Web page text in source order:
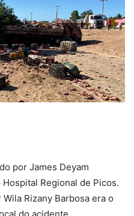
por James Deyam
Regional de Picos.
Rizany Barbosa era o